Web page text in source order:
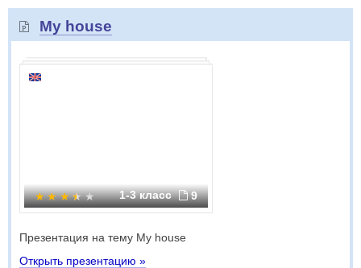
My house
1-3 класс 9
Презентация на тему My house
Открыть презентацию »